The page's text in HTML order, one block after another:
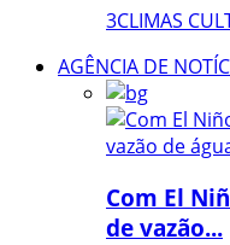
3CLIMAS
AGÊNCIA DE
Com El
de vazão...